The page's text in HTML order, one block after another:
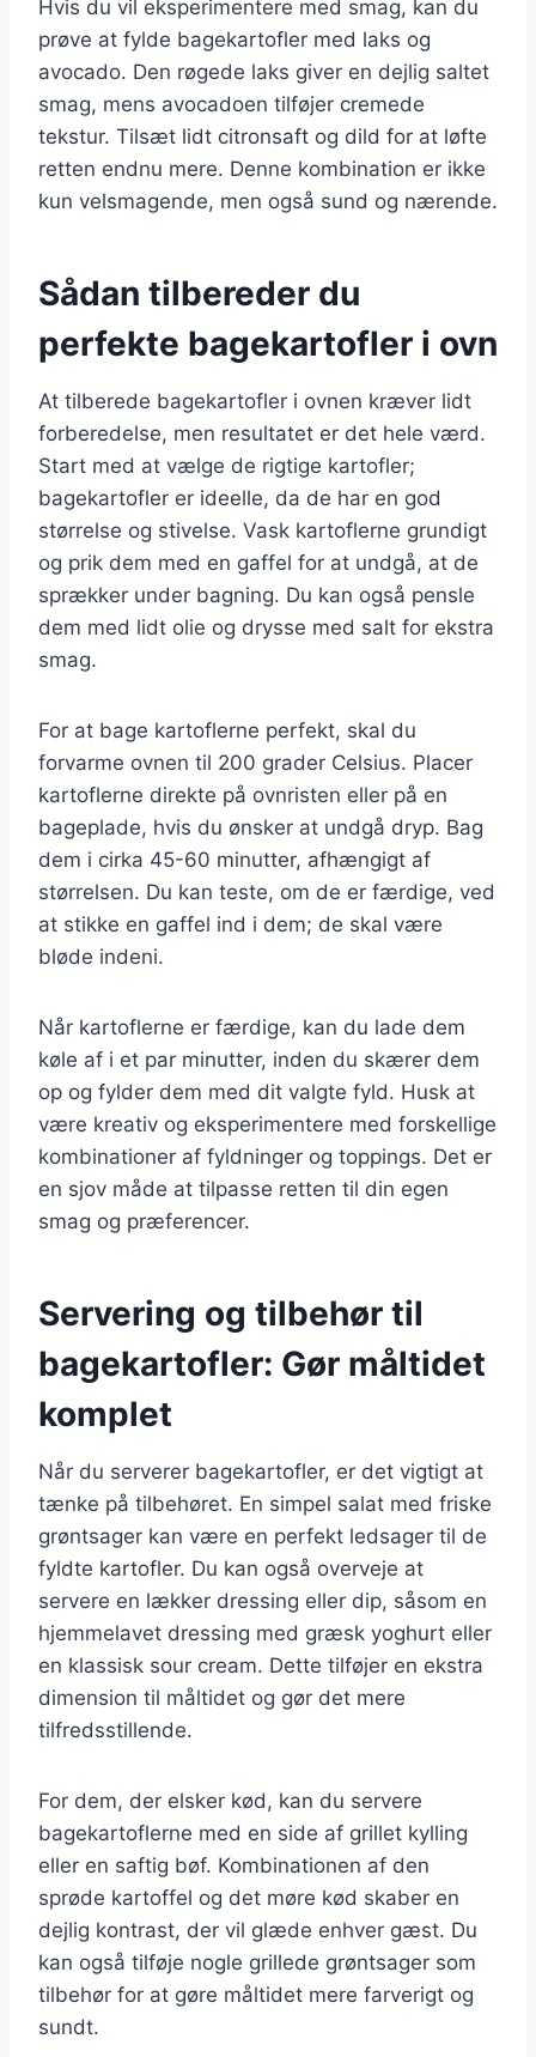
Hvis du vil eksperimentere med smag, kan du
prøve at fylde bagekartofler med laks og
avocado. Den røgede laks giver en dejlig saltet
smag, mens avocadoen tilføjer cremede
tekstur. Tilsæt lidt citronsaft og dild for at løfte
retten endnu mere. Denne kombination er ikke
kun velsmagende, men også sund og nærende.
Sådan tilbereder du
perfekte bagekartofler i ovn
At tilberede bagekartofler i ovnen kræver lidt
forberedelse, men resultatet er det hele værd.
Start med at vælge de rigtige kartofler;
bagekartofler er ideelle, da de har en god
størrelse og stivelse. Vask kartoflerne grundigt
og prik dem med en gaffel for at undgå, at de
sprækker under bagning. Du kan også pensle
dem med lidt olie og drysse med salt for ekstra
smag.
For at bage kartoflerne perfekt, skal du
forvarme ovnen til 200 grader Celsius. Placer
kartoflerne direkte på ovnristen eller på en
bageplade, hvis du ønsker at undgå dryp. Bag
dem i cirka 45-60 minutter, afhængigt af
størrelsen. Du kan teste, om de er færdige, ved
at stikke en gaffel ind i dem; de skal være
bløde indeni.
Når kartoflerne er færdige, kan du lade dem
køle af i et par minutter, inden du skærer dem
op og fylder dem med dit valgte fyld. Husk at
være kreativ og eksperimentere med forskellige
kombinationer af fyldninger og toppings. Det er
en sjov måde at tilpasse retten til din egen
smag og præferencer.
Servering og tilbehør til
bagekartofler: Gør måltidet
komplet
Når du serverer bagekartofler, er det vigtigt at
tænke på tilbehøret. En simpel salat med friske
grøntsager kan være en perfekt ledsager til de
fyldte kartofler. Du kan også overveje at
servere en lækker dressing eller dip, såsom en
hjemmelavet dressing med græsk yoghurt eller
en klassisk sour cream. Dette tilføjer en ekstra
dimension til måltidet og gør det mere
tilfredsstillende.
For dem, der elsker kød, kan du servere
bagekartoflerne med en side af grillet kylling
eller en saftig bøf. Kombinationen af den
sprøde kartoffel og det møre kød skaber en
dejlig kontrast, der vil glæde enhver gæst. Du
kan også tilføje nogle grillede grøntsager som
tilbehør for at gøre måltidet mere farverigt og
sundt.